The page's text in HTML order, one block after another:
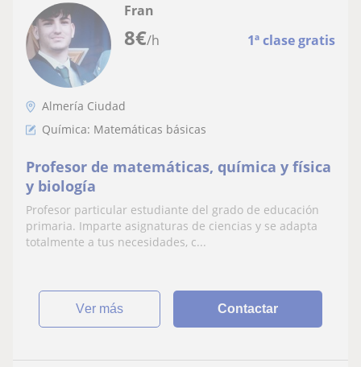
8€/h 1ª clase gratis
Fran
Almería Ciudad
Química: Matemáticas básicas
Profesor de matemáticas, química y física
y biología
Profesor particular estudiante del grado de educación
primaria. Imparte asignaturas de ciencias y se adapta
totalmente a tus necesidades, c...
ver más Contactar